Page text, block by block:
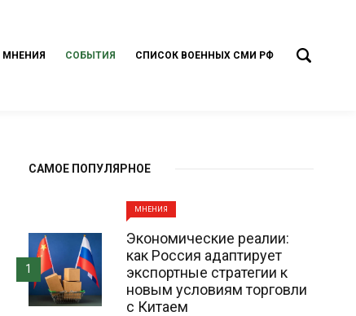
МНЕНИЯ СОБЫТИЯ СПИСОК ВОЕННЫХ СМИ РФ
САМОЕ ПОПУЛЯРНОЕ
МНЕНИЯ
Экономические реалии:
как Россия адаптирует
экспортные стратегии к
новым условиям торговли
с Китаем
1